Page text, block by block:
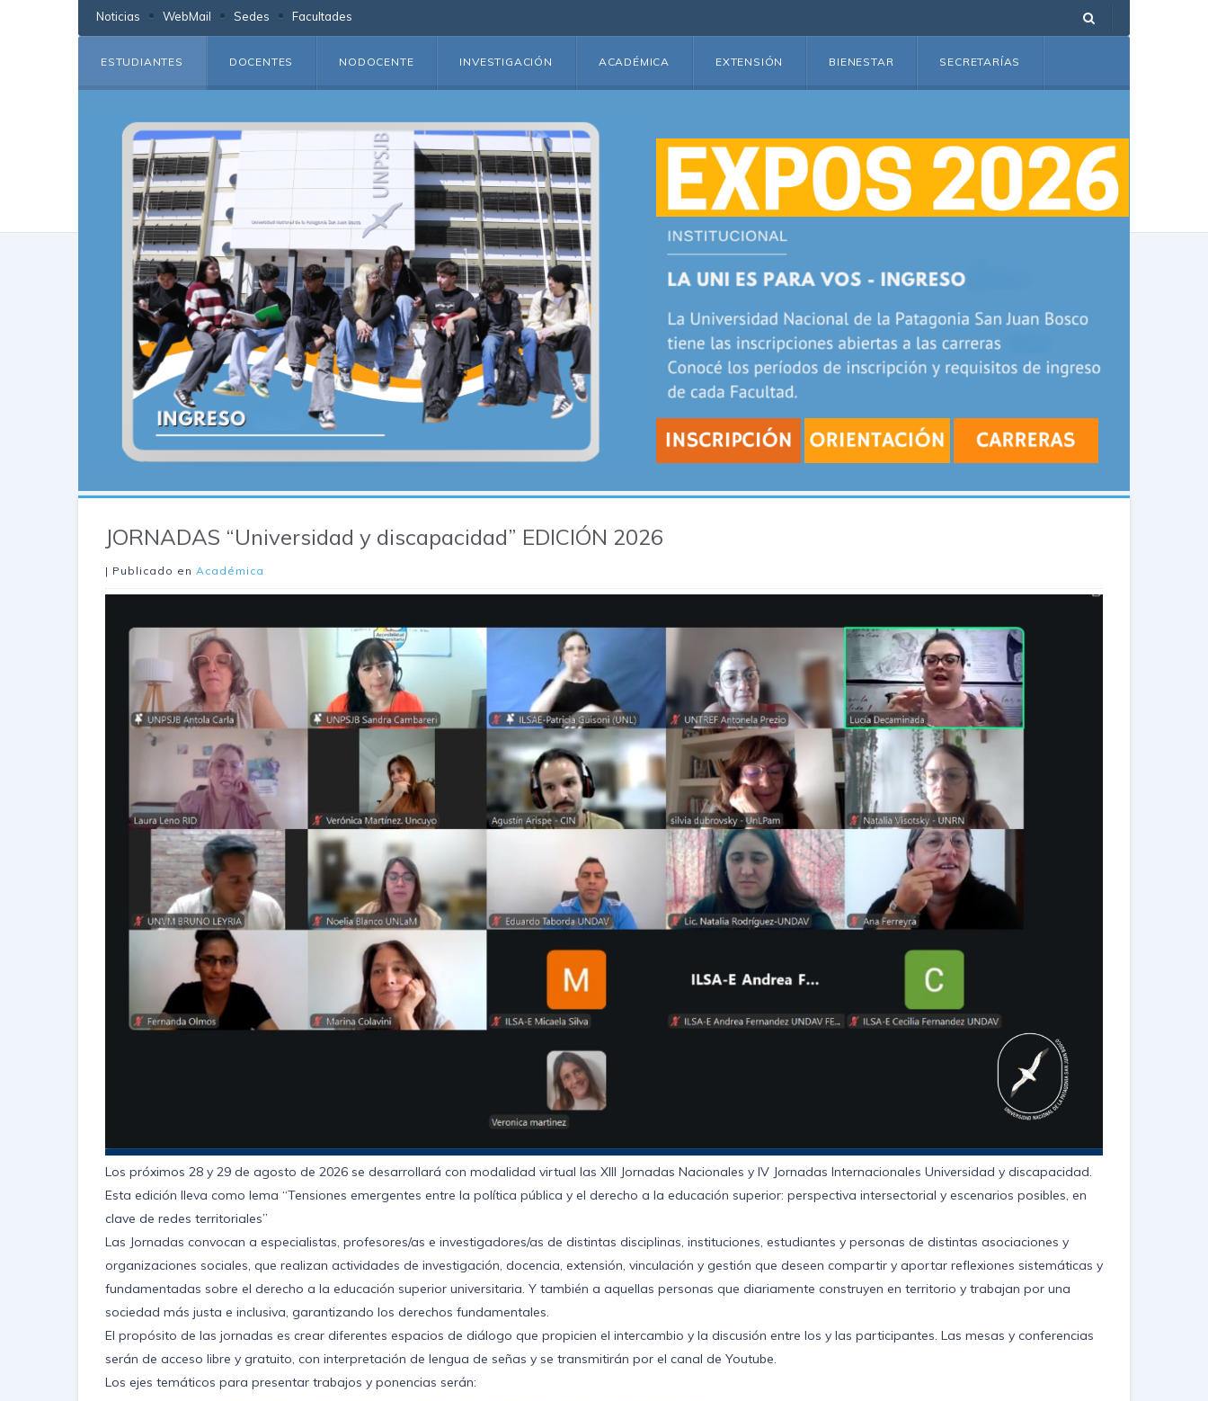
Noticias WebMail Sedes Facultades
ESTUDIANTES DOCENTES NODOCENTE INVESTIGACIÓN ACADÉMICA EXTENSIÓN BIENESTAR SECRETARÍAS
JORNADAS “Universidad y discapacidad” EDICIÓN 2026
| Publicado en Académica
Los próximos 28 y 29 de agosto de 2026 se desarrollará con modalidad virtual las XIII Jornadas Nacionales y IV Jornadas Internacionales Universidad y discapacidad.
Esta edición lleva como lema “Tensiones emergentes entre la política pública y el derecho a la educación superior: perspectiva intersectorial y escenarios posibles, en
clave de redes territoriales”
Las Jornadas convocan a especialistas, profesores/as e investigadores/as de distintas disciplinas, instituciones, estudiantes y personas de distintas asociaciones y
organizaciones sociales, que realizan actividades de investigación, docencia, extensión, vinculación y gestión que deseen compartir y aportar reflexiones sistemáticas y
fundamentadas sobre el derecho a la educación superior universitaria. Y también a aquellas personas que diariamente construyen en territorio y trabajan por una
sociedad más justa e inclusiva, garantizando los derechos fundamentales.
El propósito de las jornadas es crear diferentes espacios de diálogo que propicien el intercambio y la discusión entre los y las participantes. Las mesas y conferencias
serán de acceso libre y gratuito, con interpretación de lengua de señas y se transmitirán por el canal de Youtube.
Los ejes temáticos para presentar trabajos y ponencias serán: